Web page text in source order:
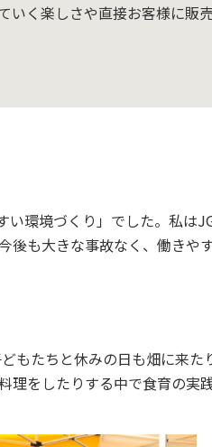
く楽しさや直接お客様に販
環境づくり」でした。私は
後も大きな事故なく、働き
たちと休みの日も畑に来
をしたりする中で食育の